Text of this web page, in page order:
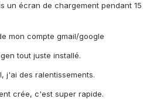
un écran de chargement pendant 15
mon compte gmail/google
tout juste installé.
j'ai des ralentissements.
crée, c'est super rapide.